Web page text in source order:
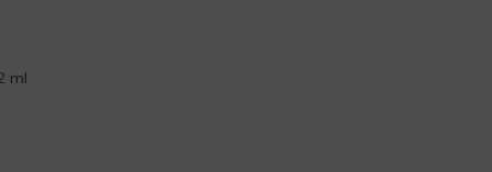
ml